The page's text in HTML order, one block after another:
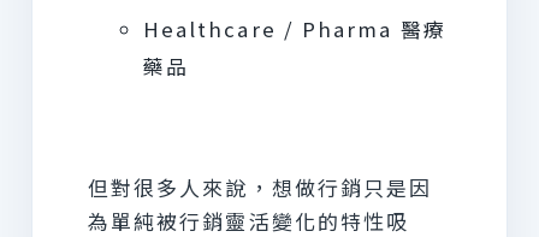
Healthcare / Pharma 醫療
藥品
但對很多人來說，想做行銷只是因
為單純被行銷靈活變化的特性吸